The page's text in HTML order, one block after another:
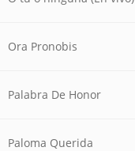
Ora Pronobis
Palabra De Honor
Paloma Querida